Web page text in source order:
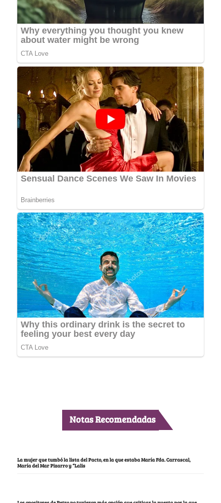
Notas Recomendadas
La mujer que tumbó la lista del Pacto, en la que estaba María Fda. Carrascal,
María del Mar Pizarro y “Lalis